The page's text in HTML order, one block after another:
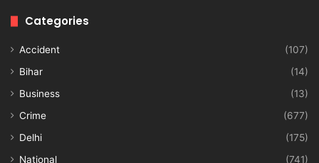
Categories
Accident
(107)
Bihar
(14)
Business
(13)
Crime
(677)
Delhi
(175)
National
(741)